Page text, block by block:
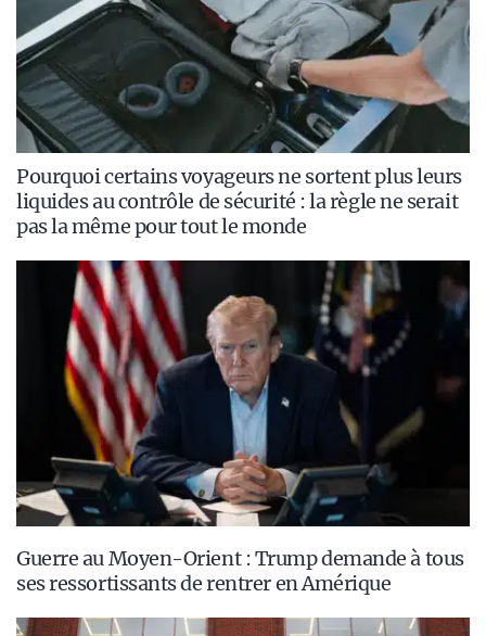
Pourquoi certains voyageurs ne sortent plus leurs
liquides au contrôle de sécurité : la règle ne serait
pas la même pour tout le monde
Guerre au Moyen-Orient : Trump demande à tous
ses ressortissants de rentrer en Amérique